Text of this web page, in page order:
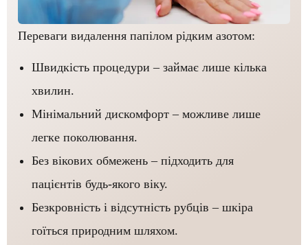
Переваги видалення папілом рідким азотом:
Швидкість процедури – займає лише кілька
хвилин.
Мінімальний дискомфорт – можливе лише
легке поколювання.
Без вікових обмежень – підходить для
пацієнтів будь-якого віку.
Безкровність і відсутність рубців – шкіра
гоїться природним шляхом.